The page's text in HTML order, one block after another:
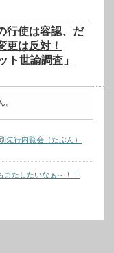
行使は容認、だ
更は反対！
世論調査」
行内覧会（たぶん）
たしたいなぁ～！！